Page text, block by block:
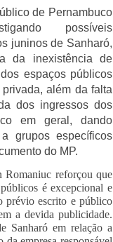
de Pernambuco
possíveis
juninos de Sanharó,
da inexistência de
espaços públicos
além da falta
dos ingressos dos
em geral, dando
grupos específicos
do MP.
Romaniuc reforçou que
é excepcional e
prévio escrito e público
a devida publicidade.
Sanharó em relação a